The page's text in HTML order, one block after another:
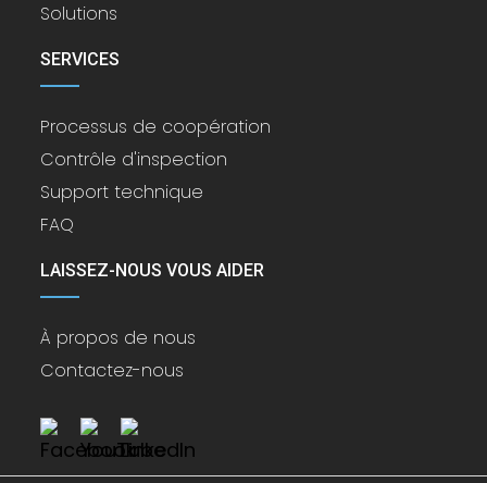
Solutions
SERVICES
Processus de coopération
Contrôle d'inspection
Support technique
FAQ
LAISSEZ-NOUS VOUS AIDER
À propos de nous
Contactez-nous